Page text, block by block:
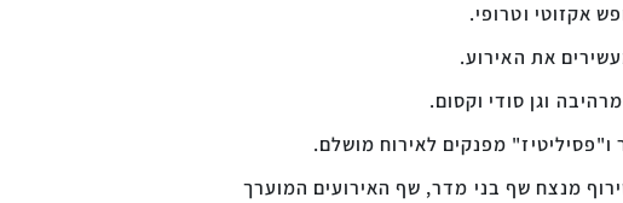
את האירוע.
וגן סודי וקסום.
מפנקים לאירוח מושלם.
מנצח שף בני מדר, שף האירועים המוערך